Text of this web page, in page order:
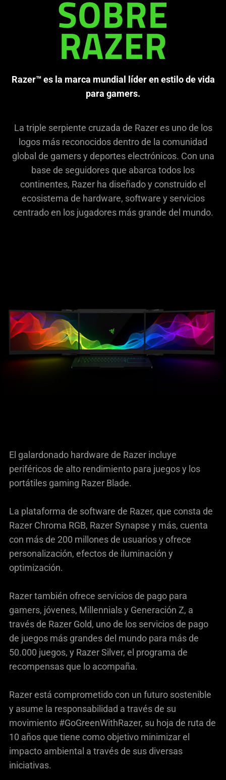
only
spoken;
visuals
provide
information.
SOBRE
RAZER
Razer™ es la marca mundial líder en estilo de vida
para gamers.
La triple serpiente cruzada de Razer es uno de los
logos más reconocidos dentro de la comunidad
global de gamers y deportes electrónicos. Con una
base de seguidores que abarca todos los
continentes, Razer ha diseñado y construido el
ecosistema de hardware, software y servicios
centrado en los jugadores más grande del mundo.
El galardonado hardware de Razer incluye
periféricos de alto rendimiento para juegos y los
portátiles gaming Razer Blade.
La plataforma de software de Razer, que consta de
Razer Chroma RGB, Razer Synapse y más, cuenta
con más de 200 millones de usuarios y ofrece
personalización, efectos de iluminación y
optimización.
Razer también ofrece servicios de pago para
gamers, jóvenes, Millennials y Generación Z, a
través de Razer Gold, uno de los servicios de pago
de juegos más grandes del mundo para más de
50.000 juegos, y Razer Silver, el programa de
recompensas que lo acompaña.
Razer está comprometido con un futuro sostenible
y asume la responsabilidad a través de su
movimiento #GoGreenWithRazer, su hoja de ruta de
10 años que tiene como objetivo minimizar el
impacto ambiental a través de sus diversas
iniciativas.